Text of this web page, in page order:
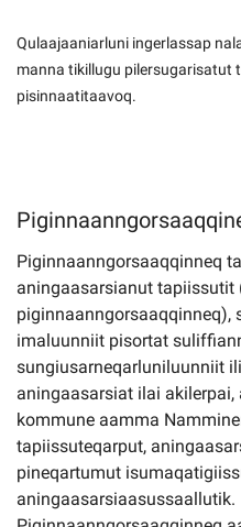
Qulaajaaniarluni ingerlassap
manna tikillugu pilersugarisatut
pisinnaatitaavoq.
Piginnaanngorsaaqqinneq
aningaasarsianut
imaluunniit pisortat
sungiusarneqarluniluunniit
aningaasarsiat ilai
kommune aamma
tapiissuteqarput,
pineqartumut
aningaasarsiaasussaallutik.